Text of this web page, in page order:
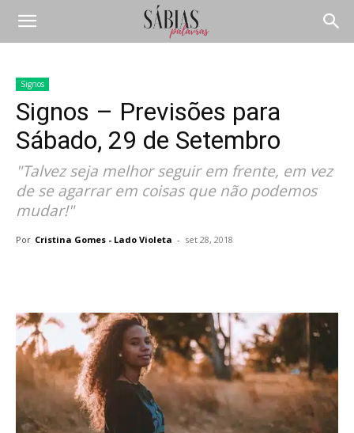
Signos
Signos – Previsões para
Sábado, 29 de Setembro
"Talvez seja melhor seguir em frente, em vez
de se agarrar em coisas que não podemos
mudar!"
Por Cristina Gomes - Lado Violeta - set 28, 2018